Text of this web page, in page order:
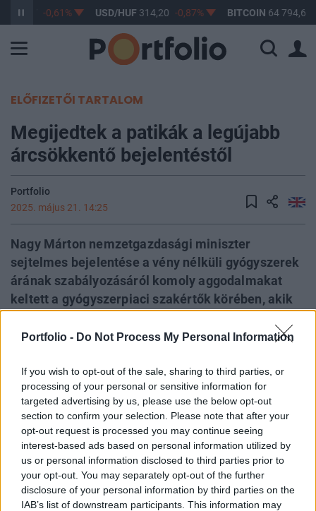
Portfolio - Do Not Process My Personal Information
If you wish to opt-out of the sale, sharing to third parties, or
processing of your personal or sensitive information for
targeted advertising by us, please use the below opt-out
section to confirm your selection. Please note that after your
opt-out request is processed you may continue seeing
interest-based ads based on personal information utilized by
us or personal information disclosed to third parties prior to
your opt-out. You may separately opt-out of the further
disclosure of your personal information by third parties on the
IAB’s list of downstream participants. This information may
363,17 -0,61% USD/HUF 314,20 -0,87% BITCOIN 64 794,63
ELŐFIZETŐI TARTALOM
Megijedtek a patikák a legújabb
árcsökkentő bejelentéstől
Portfolio
2025. május 21. 14:25
Nagy Márton nemzetgazdasági miniszter
sejtelmes bejelentése a vény nélküli gyógyszerek
árának szabályozásáról komoly aggodalmakat
keltett a gyógyszerpiaci szakértők körében, akik
gyógyszertárak tömeges bezárásához is vezethet
A nemzetgazdasági miniszter nemrég közzétett Facebook-
bejegyzése, amelyben Greskovits Dáviddal, a Magyar
Gyógyszergyártók Országos Szövetségének (MAGYOSZ)
elnökével folytatott egyeztetésről számolt be a nem
támogatott gyógyszerek árának jelentős növekedése
kapcsán, bizonytalanságot keltett a szakmában.
Kapcsolódó cikkünk 2025. 05. 19. Jön az újabb árrésstop?
Kiderült...